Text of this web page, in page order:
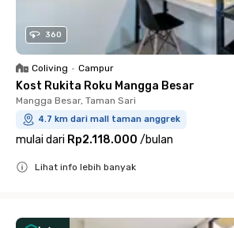
360
Coliving • Campur
Kost Rukita Roku Mangga Besar
Mangga Besar, Taman Sari
4.7 km dari mall taman anggrek
mulai dari Rp2.118.000 /bulan
Lihat info lebih banyak